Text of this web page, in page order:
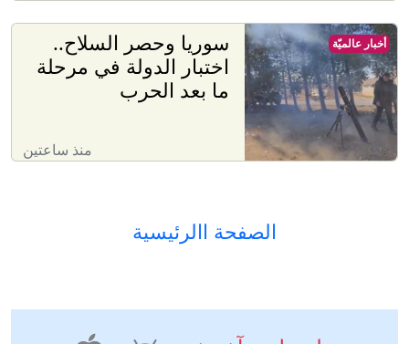
سوريا وحصر السلاح..
اختبار الدولة في مرحلة
ما بعد الحرب
منذ ساعتين
أخبار عالميّة
الصفحة االرئيسية